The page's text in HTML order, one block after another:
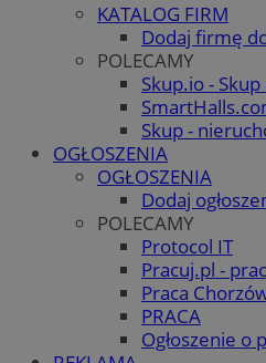
KATALOG FIRM
Dodaj firmę
POLECAMY
Skup.io -
Skup -
OGŁOSZENIA
OGŁOSZENIA
Dodaj
POLECAMY
Protocol IT
Pracuj.pl -
Praca
PRACA
Ogłoszenie o